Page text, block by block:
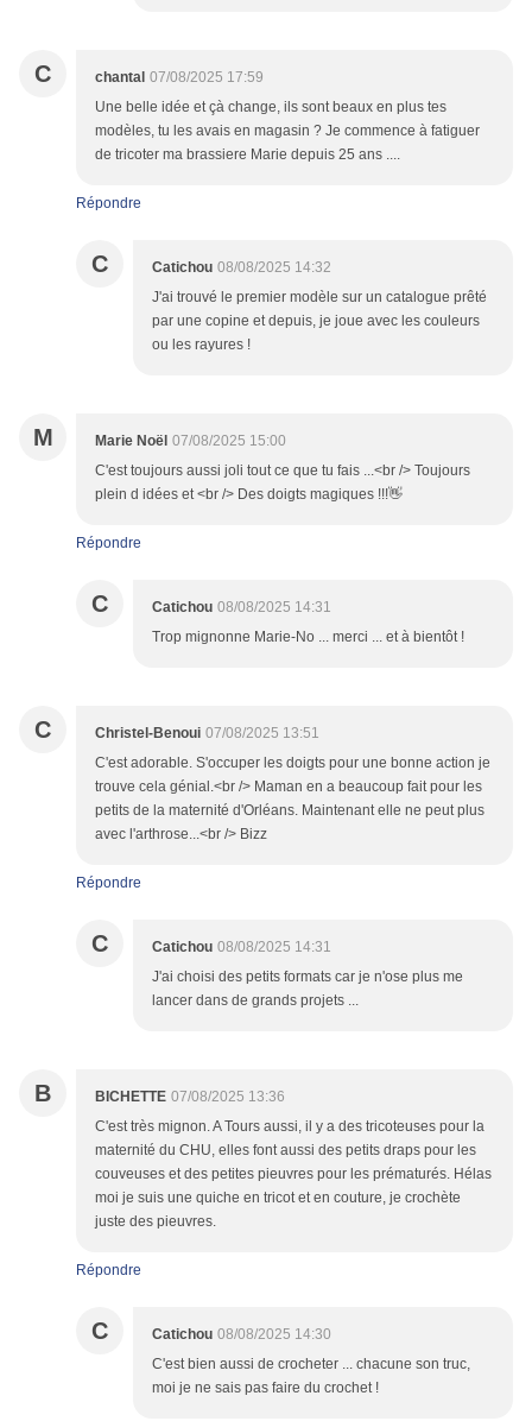
C chantal 07/08/2025 17:59
Une belle idée et çà change, ils sont beaux en plus tes
modèles, tu les avais en magasin ? Je commence à fatiguer
de tricoter ma brassiere Marie depuis 25 ans ....
Répondre
C Catichou 08/08/2025 14:32
J'ai trouvé le premier modèle sur un catalogue prêté
par une copine et depuis, je joue avec les couleurs
ou les rayures !
M Marie Noël 07/08/2025 15:00
C'est toujours aussi joli tout ce que tu fais ...<br /> Toujours
plein d idées et <br /> Des doigts magiques !!!👋
Répondre
C Catichou 08/08/2025 14:31
Trop mignonne Marie-No ... merci ... et à bientôt !
C Christel-Benoui 07/08/2025 13:51
C'est adorable. S'occuper les doigts pour une bonne action je
trouve cela génial.<br /> Maman en a beaucoup fait pour les
petits de la maternité d'Orléans. Maintenant elle ne peut plus
avec l'arthrose...<br /> Bizz
Répondre
C Catichou 08/08/2025 14:31
J'ai choisi des petits formats car je n'ose plus me
lancer dans de grands projets ...
B BICHETTE 07/08/2025 13:36
C'est très mignon. A Tours aussi, il y a des tricoteuses pour la
maternité du CHU, elles font aussi des petits draps pour les
couveuses et des petites pieuvres pour les prématurés. Hélas
moi je suis une quiche en tricot et en couture, je crochète
juste des pieuvres.
Répondre
C Catichou 08/08/2025 14:30
C'est bien aussi de crocheter ... chacune son truc,
moi je ne sais pas faire du crochet !